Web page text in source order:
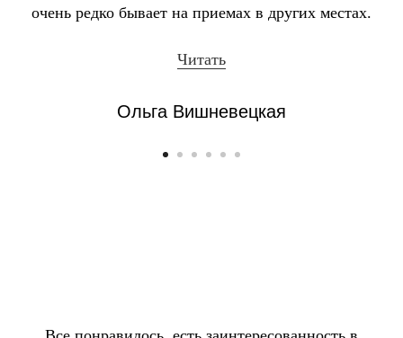
очень редко бывает на приемах в других местах.
Читать
Ольга Вишневецкая